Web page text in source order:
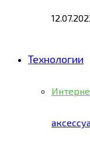
Технологии